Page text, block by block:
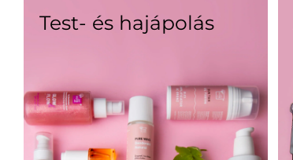
Test- és hajápolás